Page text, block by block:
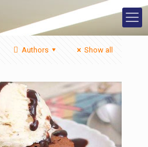
Authors Show all